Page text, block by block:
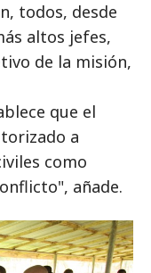
todos, desde
altos jefes,
de la misión,
que el
a
como
añade.